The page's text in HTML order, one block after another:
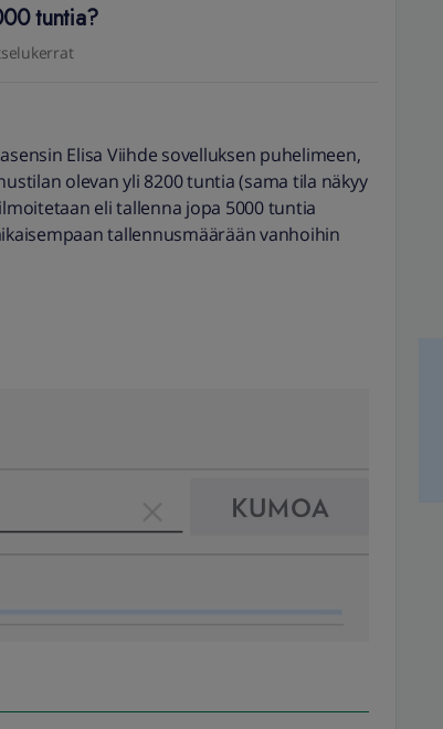
tuntia?
Elisa Viihde sovelluksen puhelimeen,
olevan yli 8200 tuntia (sama tila näkyy
eli tallenna jopa 5000 tuntia
tallennusmäärään vanhoihin